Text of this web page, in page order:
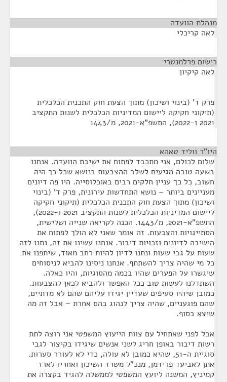
מנהלת הוועדה
לאה קריכלי
רישום פרלמנטרי
לאה קיקיון
פרק ד' (בינוי ושיכון) מתוך הצעת חוק התכנית הכלכלית
(תיקוני חקיקה ליישום המדיניות הכלכלית לשנות התקציב
2021 ו-2022), התשפ"א-2021, מ/1443
היו"ר ווליד טאהא
שלום לכולם, אני מתכבד לפתוח את ישיבת הוועדה. אנחנו
בשעה טובה מגיעים לשלב ההצבעות בנושא שכל כך היה
חשוב, כל כך עניין חלקים רבים באוכלוסייה. היו פה דיונים
מעניינים ביותר – נושא התחדשות עירונית, פרק ד' (בינוי
ושיכון) מתוך הצעת חוק התכנית הכלכלית (תיקוני חקיקה
ליישום המדיניות הכלכלית לשנות התקציב 2021 ו-2022),
התשפ"א-2021, מ/1443. הכנה לקריאה שנייה ושלישית,
הסתייגויות והצבעות. זה אומר שאני לא הולך לפתוח את
הישיבה לדיונים וזכויות דיבור. אנחנו עשינו את זה, נתנו לזה
שעות על גבי שעות ונתנו לדיון להיות רחב מאוד, שיתפנו את
כל מי שהיה צריך להשתתף. אנחנו ניסינו להביא לניסוחים
שיגשרו על הפערים שהיו בכמה מהסוגיות, והיו כאלה.
השתדלנו לעשות טוב ככל האפשר ולהביא לכאן להצבעות.
כמובן שיהיו סעיפים שעדיין יגידו עליהם שהם לא מדתיים,
שהם פוגעניים, שהיה צריך לנהוג בהם אחרת – אבל זה מה
שיצא בסוף.
אבל לפני שאתחיל עם צוות הייעוץ המשפטי אני רוצה לתת
רשות דיבור באופן חריג לשני אנשים שיגידו בקיצור לגבי
סוגיית ה-51, שהיא כמובן לא עולה, כדי לא לעורר סערות.
אתן לאביעד פרידמן, מנכ"ל משרד השיכון ואחריו לארז
קמיניץ, המשנה ליועץ המשפטי לממשלה להגיד בקצרה את